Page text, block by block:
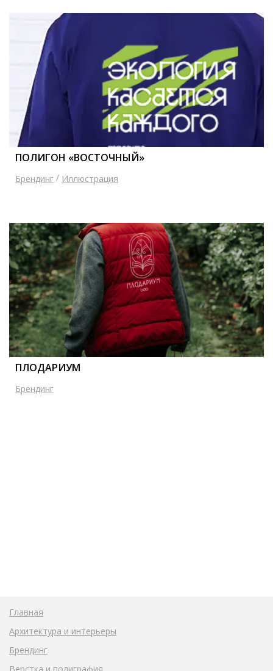
ПОЛИГОН «ВОСТОЧНЫЙ»
Брендинг / Иллюстрация
ПЛОДАРИУМ
Брендинг
Главная
Архитектура и интерьеры
Брендинг